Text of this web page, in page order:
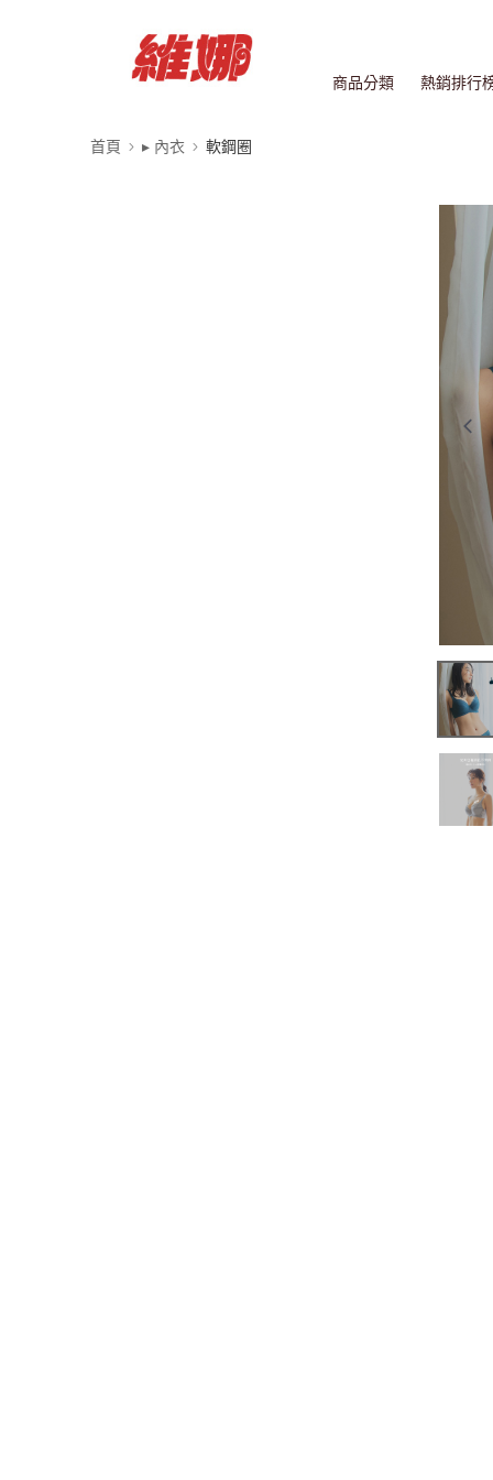
商品分類 熱銷排行
首頁 ▸ 內衣 軟鋼圈